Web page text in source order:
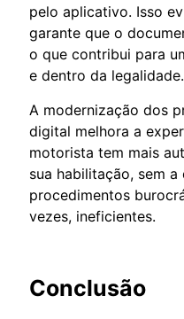
pelo aplicativo. Isso
garante que o
o que contribui para
e dentro da legalidade.
A modernização dos
digital melhora a
motorista tem mais
sua habilitação, sem
procedimentos
vezes, ineficientes.
Conclusão